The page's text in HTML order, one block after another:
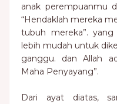
anak perempuanmu
“Hendaklah mereka
tubuh mereka”.
lebih mudah untuk
ganggu. dan Allah
Maha Penyayang”.
Dari ayat diatas,